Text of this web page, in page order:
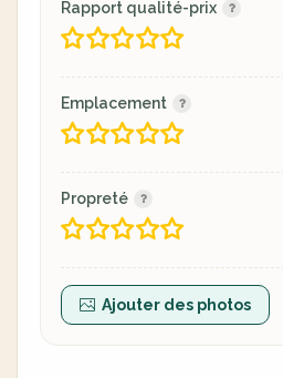
Rapport qualité-prix
Emplacement
Propreté
Ajouter des photos